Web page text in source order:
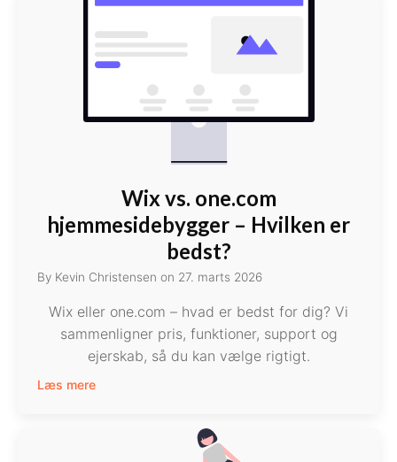
Wix vs. one.com
hjemmesidebygger – Hvilken er
bedst?
By Kevin Christensen on 27. marts 2026
Wix eller one.com – hvad er bedst for dig? Vi
sammenligner pris, funktioner, support og
ejerskab, så du kan vælge rigtigt.
Læs mere